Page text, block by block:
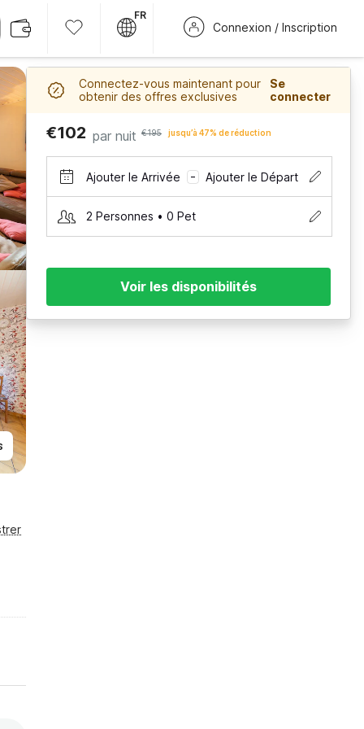
FR
Connexion / Inscription
Connectez-vous maintenant pour
obtenir des offres exclusives
Se
connecter
€102 par nuit €195 jusqu’à 47% de réduction
Ajouter le Arrivée – Ajouter le Départ
2 Personnes • 0 Pet
Voir les disponibilités